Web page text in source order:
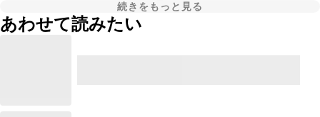
続きをもっと見る
あわせて読みたい